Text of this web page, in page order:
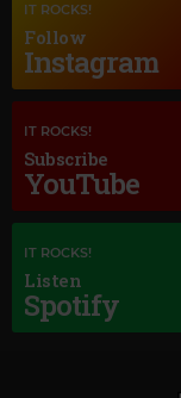
NINA SIMONE
IT ROCKS!
Follow
Instagram
IT ROCKS!
Subscribe
YouTube
IT ROCKS!
Listen
Spotify